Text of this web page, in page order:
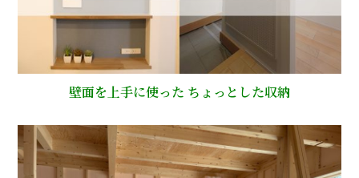
壁面を上手に使った ちょっとした収納